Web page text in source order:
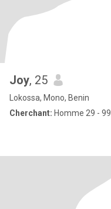
Joy, 25
Lokossa, Mono, Benin
Cherchant: Homme 29 - 99